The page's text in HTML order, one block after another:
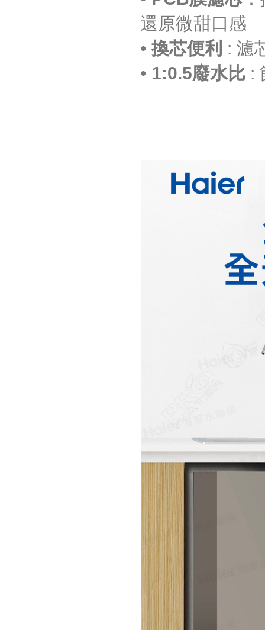
還原微甜口感
• 換芯便利 : 濾
• 1:0.5廢水比 :